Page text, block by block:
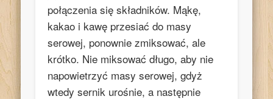
połączenia się składników. Mąkę,
kakao i kawę przesiać do masy
serowej, ponownie zmiksować, ale
krótko. Nie miksować długo, aby nie
napowietrzyć masy serowej, gdyż
wtedy sernik urośnie, a następnie